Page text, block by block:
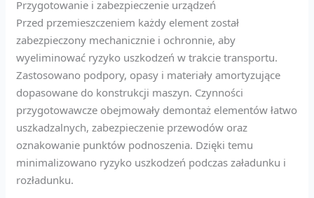
Przygotowanie i zabezpieczenie urządzeń
Przed przemieszczeniem każdy element został
zabezpieczony mechanicznie i ochronnie, aby
wyeliminować ryzyko uszkodzeń w trakcie transportu.
Zastosowano podpory, opasy i materiały amortyzujące
dopasowane do konstrukcji maszyn. Czynności
przygotowawcze obejmowały demontaż elementów łatwo
uszkadzalnych, zabezpieczenie przewodów oraz
oznakowanie punktów podnoszenia. Dzięki temu
minimalizowano ryzyko uszkodzeń podczas załadunku i
rozładunku.